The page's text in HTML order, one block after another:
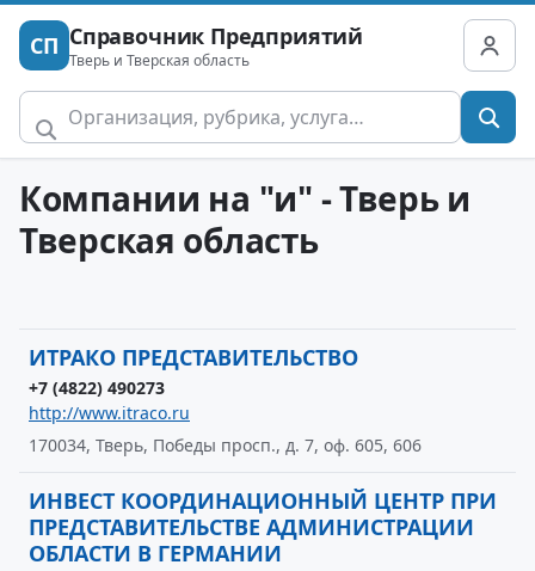
СП Справочник Предприятий
Тверь и Тверская область
Компании на "и" - Тверь и
Тверская область
ИТРАКО ПРЕДСТАВИТЕЛЬСТВО
+7 (4822) 490273
http://www.itraco.ru
170034, Тверь, Победы просп., д. 7, оф. 605, 606
ИНВЕСТ КООРДИНАЦИОННЫЙ ЦЕНТР ПРИ
ПРЕДСТАВИТЕЛЬСТВЕ АДМИНИСТРАЦИИ
ОБЛАСТИ В ГЕРМАНИИ